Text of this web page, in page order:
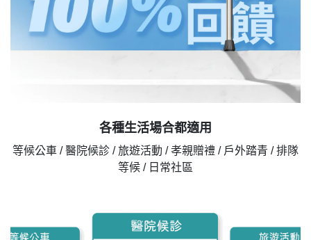
各種生活場合都適用
等候公車 / 醫院候診 / 旅遊活動 / 孝親贈禮 / 戶外踏青 / 排隊
等候 / 日常社區